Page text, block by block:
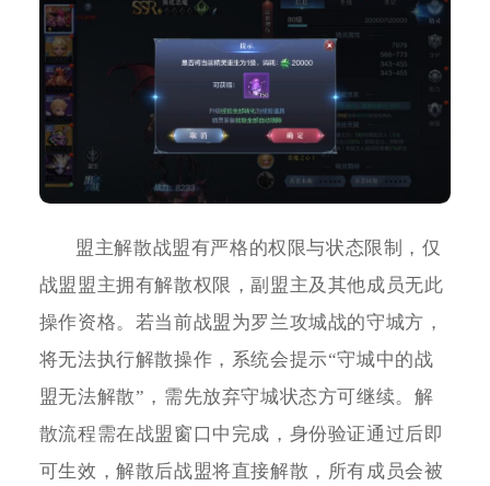
盟主解散战盟有严格的权限与状态限制，仅
战盟盟主拥有解散权限，副盟主及其他成员无此
操作资格。若当前战盟为罗兰攻城战的守城方，
将无法执行解散操作，系统会提示“守城中的战
盟无法解散”，需先放弃守城状态方可继续。解
散流程需在战盟窗口中完成，身份验证通过后即
可生效，解散后战盟将直接解散，所有成员会被